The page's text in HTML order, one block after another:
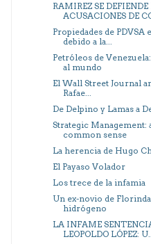
RAMIREZ SE DEFIENDE
ACUSACIONES DE
Propiedades de PDVSA
debido a la...
Petróleos de
al mundo
El Wall Street Journal
Rafae...
De Delpino y Lamas a
Strategic
common sense
La herencia de Hugo
El Payaso Volador
Los trece de la infamia
Un ex-novio de
hidrógeno
LA INFAME
LEOPOLDO LÓPEZ: